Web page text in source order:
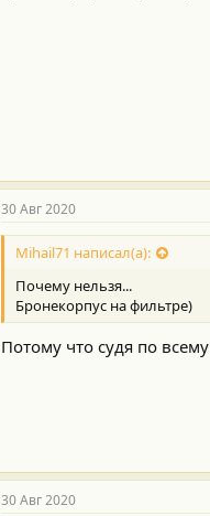
30 Авг 2020
Mihail71 написал(а):
Почему нельзя...
Бронекорпус на фильтре)
Потому что судя по
30 Авг 2020